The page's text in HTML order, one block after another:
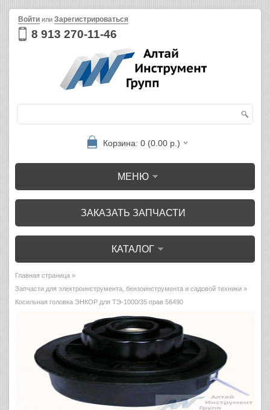
8 913 270-11-46
Войти или Зарегистрироваться
Корзина: 0 (0.00 р.)
МЕНЮ
ЗАКАЗАТЬ ЗАПЧАСТИ
КАТАЛОГ
Главная страница »
Запчасти для электроинструмента, бензоинструмента и садовой техники »
Косильная головка ЭНКОР для ТЭ-1000/35 прав 56490